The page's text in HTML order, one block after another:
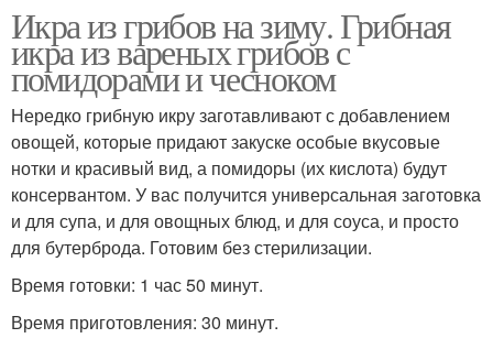
Икра из грибов на зиму. Грибная
икра из вареных грибов с
помидорами и чесноком
Нередко грибную икру заготавливают с добавлением
овощей, которые придают закуске особые вкусовые
нотки и красивый вид, а помидоры (их кислота) будут
консервантом. У вас получится универсальная заготовка
и для супа, и для овощных блюд, и для соуса, и просто
для бутерброда. Готовим без стерилизации.
Время готовки: 1 час 50 минут.
Время приготовления: 30 минут.